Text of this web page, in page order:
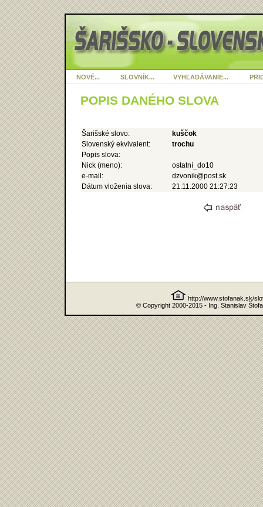
NOVÉ... SLOVNÍK... VYHĽADÁVANIE...
POPIS DANÉHO SLOVA
Šarišské slovo:
kuščok
Slovenský ekvivalent:
trochu
Popis slova:
Nick (meno):
ostatní_do10
e-mail:
dzvonik@post.sk
Dátum vloženia slova:
21.11.2000 21:27:23
http://www.stofanak.sk/
© Copyright 2000-2015 - Ing. Stanislav